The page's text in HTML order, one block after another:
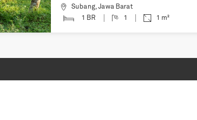
Subang,Jawa Barat
1 BR
1 1 m²